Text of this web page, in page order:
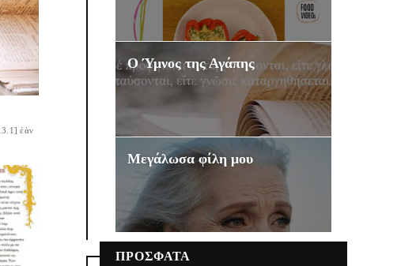
ἐὰν
Ο Ύμνος της Αγάπης
Μεγάλωσα φίλη μου
ΠΡΟΣΦΑΤΑ